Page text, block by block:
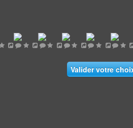
Valider votre